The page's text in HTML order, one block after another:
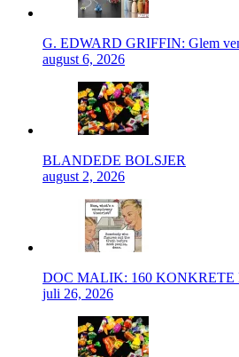
G. EDWARD GRIFFIN: Glem
august 6, 2026
BLANDEDE BOLSJER
august 2, 2026
DOC MALIK: 160
juli 26, 2026